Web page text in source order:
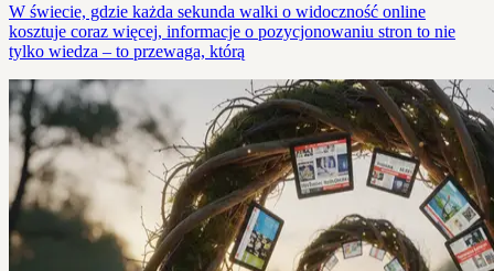
W świecie, gdzie każda sekunda walki o widoczność online
kosztuje coraz więcej, informacje o pozycjonowaniu stron to nie
tylko wiedza – to przewaga, którą